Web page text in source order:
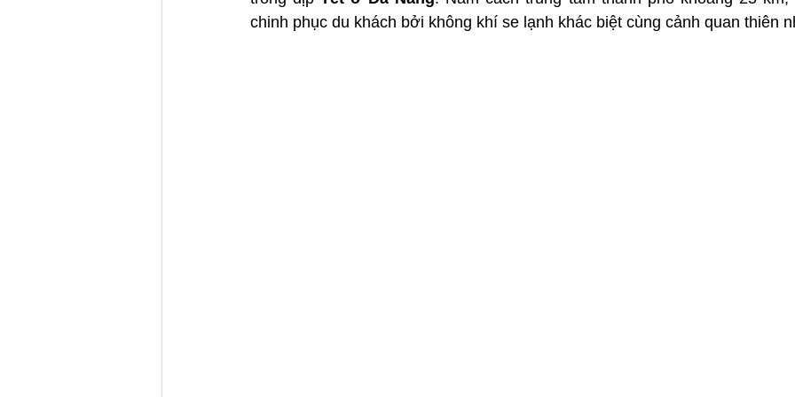
chinh phục du khách bởi không khí se lạnh khác biệt cùng cảnh quan thiên